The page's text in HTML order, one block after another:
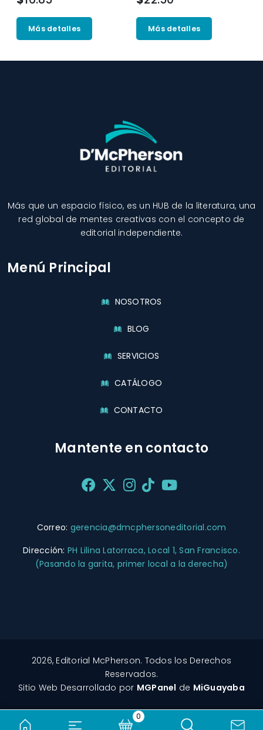
0
Más detalles Más detalles
Más que un espacio físico, es un HUB de la literatura, una
red global de mentes creativas con el concepto de
editorial independiente.
Menú Principal
NOSOTROS
BLOG
SERVICIOS
CATÁLOGO
CONTACTO
Mantente en contacto
Correo: gerencia@dmcphersoneditorial.com
Dirección: PH Lilina Latorraca, Local 1, San Francisco.
(Pasando la garita, primer local a la derecha)
2026, Editorial McPherson. Todos los Derechos
Reservados.
Sitio Web Desarrollado por MGPanel de MiGuayaba